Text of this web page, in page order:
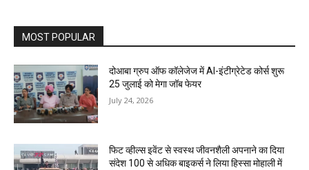
MOST POPULAR
दोआबा ग्रुप ऑफ कॉलेजेज में AI-इंटीग्रेटेड कोर्स शुरू
25 जुलाई को मेगा जॉब फेयर
July 24, 2026
फिट व्हील्स इवेंट से स्वस्थ जीवनशैली अपनाने का दिया
संदेश 100 से अधिक बाइकर्स ने लिया हिस्सा मोहाली में